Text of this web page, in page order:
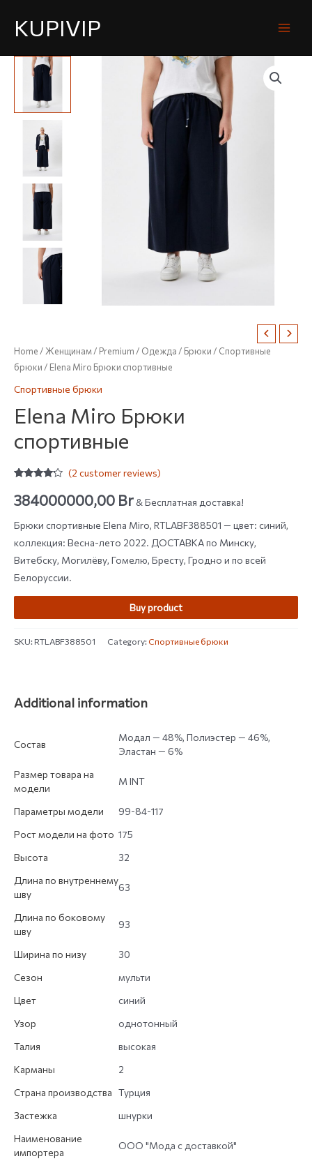
KUPIVIP
Home / Женщинам/ Premium / Одежда / Брюки / Спортивные
брюки / Elena Miro Брюки спортивные
Спортивные брюки
Elena Miro Брюки
спортивные
4.00 out
of 5
customer
ratings
(2 customer reviews)
384000000,00 Br& Бесплатная доставка!
Брюки спортивные Elena Miro, RTLABF388501 — цвет: синий,
коллекция: Весна-лето 2022. ДОСТАВКА по Минску,
Витебску, Могилёву, Гомелю, Бресту, Гродно и по всей
Белоруссии.
Buy product
SKU:RTLABF388501 Category:Спортивные брюки
Additional information
Состав
Модал — 48%, Полиэстер — 46%,
Эластан — 6%
Размер товара на
модели
M INT
Параметры модели
99-84-117
Рост модели на фото 175
Высота
32
Длина по внутреннему
шву
63
Длина по боковому
шву
93
Ширина по низу
30
Сезон
мульти
Цвет
синий
Узор
однотонный
Талия
высокая
Карманы
2
Страна производства Турция
Застежка
шнурки
Наименование
импортера
ООО "Мода с доставкой"